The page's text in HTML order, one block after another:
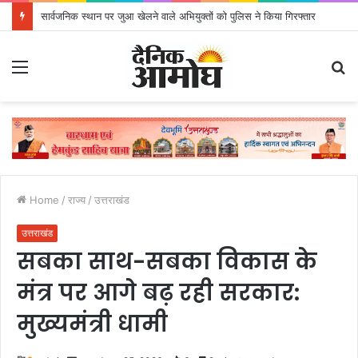
सार्वजनिक स्थान पर जुआ खेलने वाले अभियुक्तों को पुलिस ने किया गिरफ्तार
Home / राज्य / उत्तराखंड
उत्तराखंड
सबका साथ-सबका विकास के
मंत्र पर आगे बढ़ रही सरकार:
मुख्यमंत्री धामी